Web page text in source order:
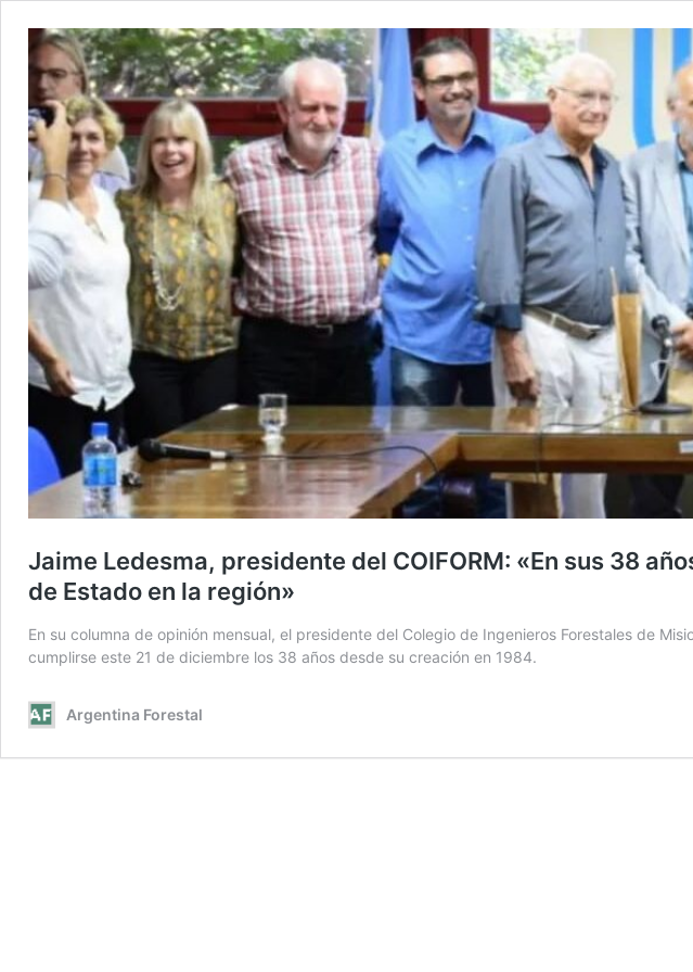
Jaime Ledesma, presidente del COIFORM: «En sus 38
de Estado en la región»
En su columna de opinión mensual, el presidente del Colegio de Ingenieros Forestales de
cumplirse este 21 de diciembre los 38 años desde su creación en 1984.
Argentina Forestal